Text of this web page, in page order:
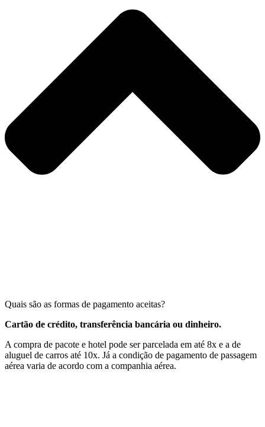
Quais são as formas de pagamento aceitas?
Cartão de crédito, transferência bancária ou dinheiro.
A compra de pacote e hotel pode ser parcelada em até 8x e a de
aluguel de carros até 10x. Já a condição de pagamento de passagem
aérea varia de acordo com a companhia aérea.